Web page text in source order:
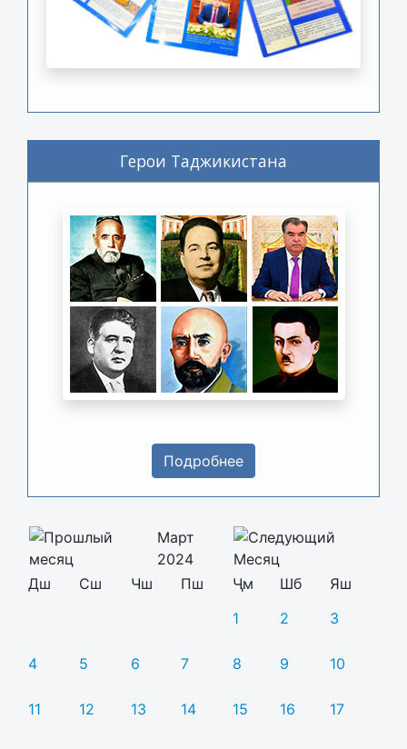
Герои Таджикистана
Подробнее
Март
2024
Дш
Сш Чш Пш Ҷм Шб
Яш
1
2 3
4 5 6 7 8 9 10
11 12 13 14 15 16 17